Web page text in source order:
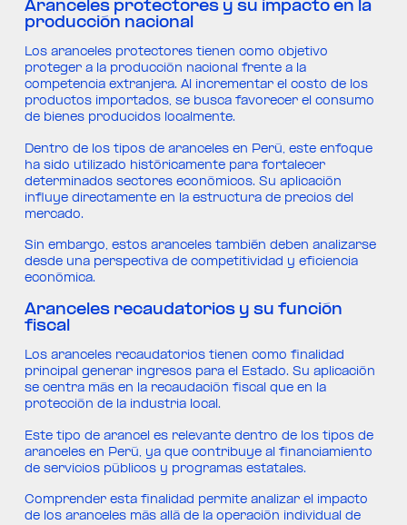
Aranceles protectores y su impacto en la
producción nacional
Los aranceles protectores tienen como objetivo
proteger a la producción nacional frente a la
competencia extranjera. Al incrementar el costo de los
productos importados, se busca favorecer el consumo
de bienes producidos localmente.
Dentro de los tipos de aranceles en Perú, este enfoque
ha sido utilizado históricamente para fortalecer
determinados sectores económicos. Su aplicación
influye directamente en la estructura de precios del
mercado.
Sin embargo, estos aranceles también deben analizarse
desde una perspectiva de competitividad y eficiencia
económica.
Aranceles recaudatorios y su función
fiscal
Los aranceles recaudatorios tienen como finalidad
principal generar ingresos para el Estado. Su aplicación
se centra más en la recaudación fiscal que en la
protección de la industria local.
Este tipo de arancel es relevante dentro de los tipos de
aranceles en Perú, ya que contribuye al financiamiento
de servicios públicos y programas estatales.
Comprender esta finalidad permite analizar el impacto
de los aranceles más allá de la operación individual de